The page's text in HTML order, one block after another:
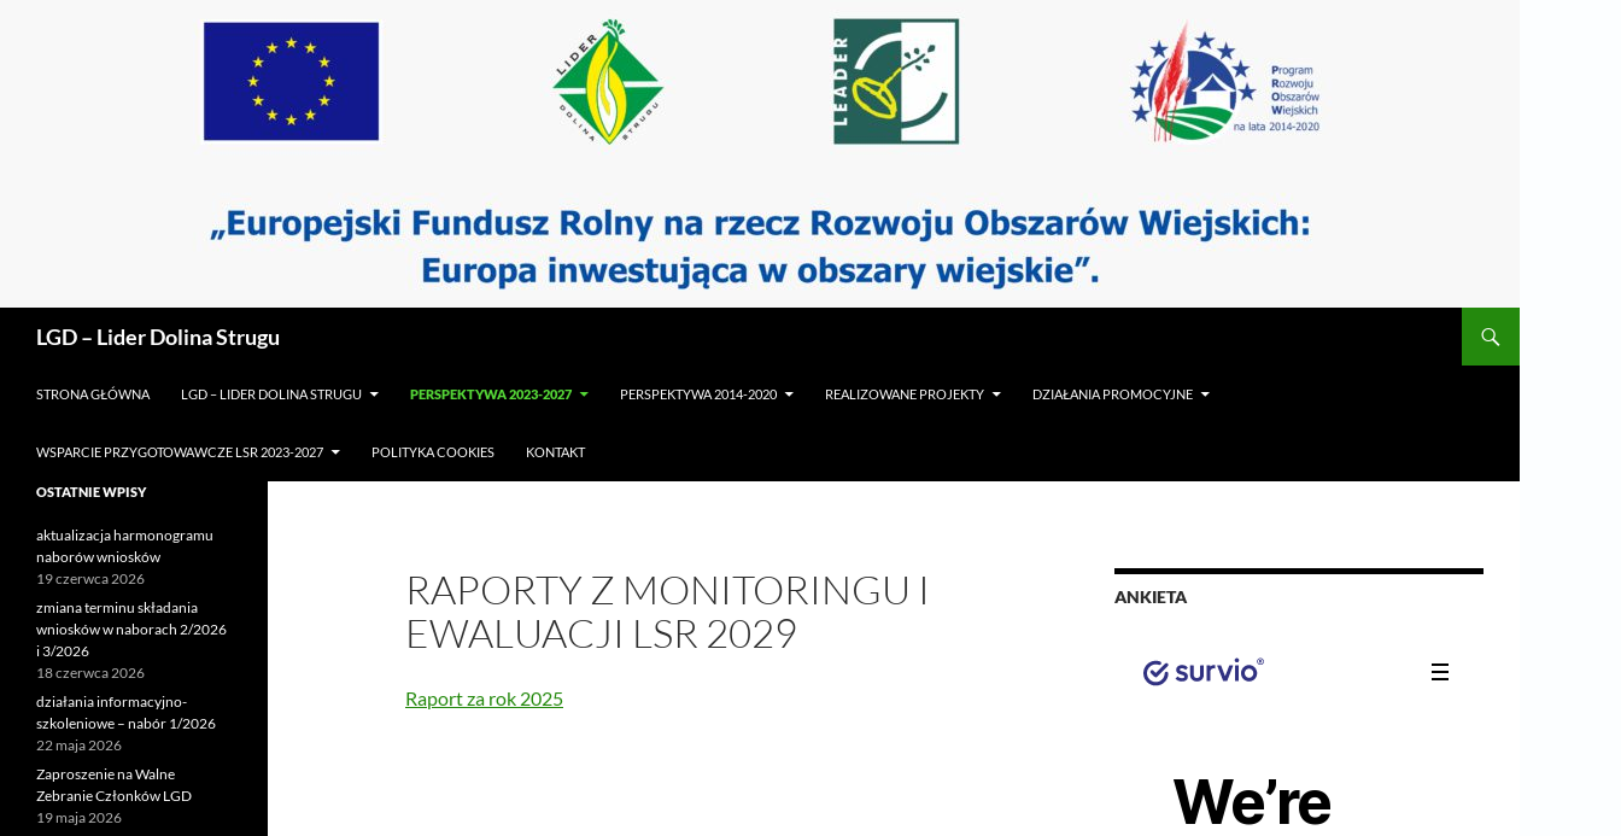
LGD – Lider Dolina Strugu
STRONA GŁÓWNA LGD – LIDER DOLINA STRUGU PERSPEKTYWA 2023-2027 PERSPEKTYWA 2014-2020 REALIZOWANE PROJEKTY DZIAŁANIA PROMOCYJNE
WSPARCIE PRZYGOTOWAWCZE LSR 2023-2027 POLITYKA COOKIES KONTAKT
RAPORTY Z MONITORINGU I
EWALUACJI LSR 2029
Raport za rok 2025
ANKIETA
OSTATNIE WPISY
aktualizacja harmonogramu
naborów wniosków
19 czerwca 2026
zmiana terminu składania
wniosków w naborach 2/2026
i 3/2026
18 czerwca 2026
działania informacyjno-
szkoleniowe – nabór 1/2026
22 maja 2026
Zaproszenie na Walne
Zebranie Członków LGD
19 maja 2026